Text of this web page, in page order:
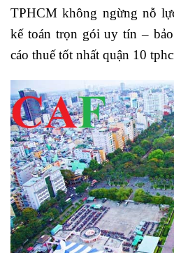
TPHCM không ngừng nỗ
kế toán trọn gói uy tín –
cáo thuế tốt nhất quận 10